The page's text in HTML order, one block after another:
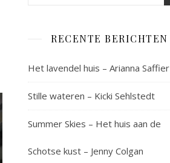
RECENTE BERICHTEN
Het lavendel huis – Arianna Saffier
Stille wateren – Kicki Sehlstedt
Summer Skies – Het huis aan de
Schotse kust – Jenny Colgan